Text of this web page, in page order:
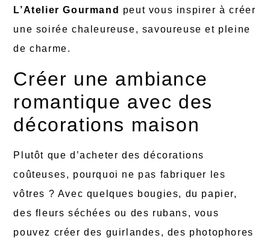
L’Atelier Gourmand
peut vous inspirer à créer
une soirée chaleureuse, savoureuse et pleine
de charme.
Créer une ambiance
romantique avec des
décorations maison
Plutôt que d’acheter des décorations
coûteuses, pourquoi ne pas fabriquer les
vôtres ? Avec quelques bougies, du papier,
des fleurs séchées ou des rubans, vous
pouvez créer des guirlandes, des photophores